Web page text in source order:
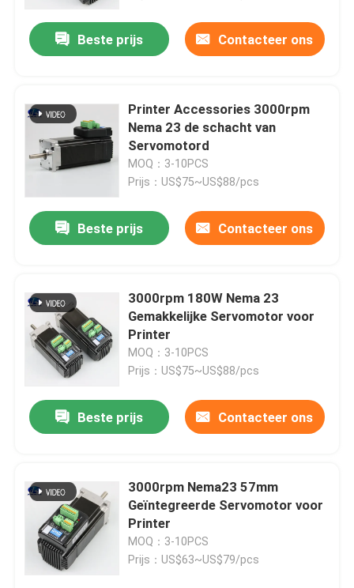
Beste prijs Contacteer ons
Printer Accessories 3000rpm
Nema 23 de schacht van
Servomotord
MOQ：3-10PCS
Prijs：US$75~US$88/pcs
Beste prijs Contacteer ons
3000rpm 180W Nema 23
Gemakkelijke Servomotor voor
Printer
MOQ：3-10PCS
Prijs：US$75~US$88/pcs
Beste prijs Contacteer ons
3000rpm Nema23 57mm
Geïntegreerde Servomotor voor
Printer
MOQ：3-10PCS
Prijs：US$63~US$79/pcs